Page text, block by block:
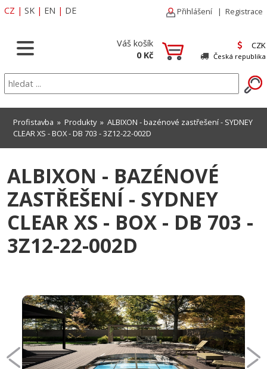
CZ | SK | EN | DE Přihlášení | Registrace
Váš košík
0 Kč
CZK
Česká republika
Profistavba » Produkty» ALBIXON - bazénové zastřešení - SYDNEY
CLEAR XS - BOX - DB 703 - 3Z12-22-002D
ALBIXON - BAZÉNOVÉ
ZASTŘEŠENÍ - SYDNEY
CLEAR XS - BOX - DB 703 -
3Z12-22-002D